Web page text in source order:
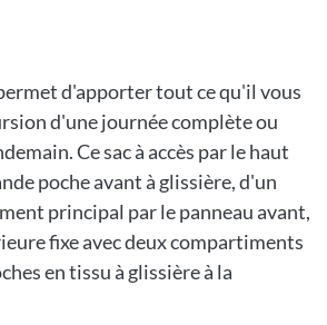
d'apporter tout ce qu'il vous
d'une journée complète ou
Ce sac à accès par le haut
poche avant à glissière, d'un
principal par le panneau avant,
fixe avec deux compartiments
en tissu à glissière à la